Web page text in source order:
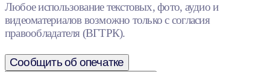
Любое использование текстовых, фото, аудио и
видеоматериалов возможно только с согласия
правообладателя (ВГТРК).
Сообщить об опечатке